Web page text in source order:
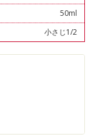
50ml
小さじ1/2